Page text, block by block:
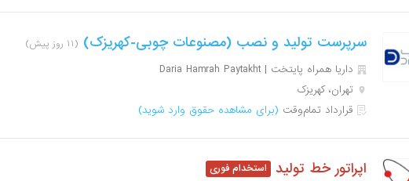
سرپرست تولید و نصب (مصنوعات چوبی-کهریزک) (۱۱ روز پیش)
داریا همراه پایتخت | Daria Hamrah Paytakht
تهران، کهریزک
قرارداد تمام‌وقت (برای مشاهده حقوق وارد شوید)
اپراتور خط تولید